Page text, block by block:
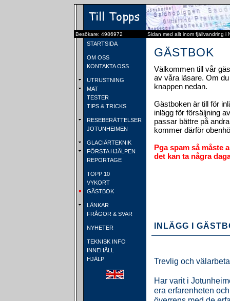
Besökare: 4986972 Sidan med allt inom fjällvandring i
STARTSIDA
OM OSS
KONTAKTA OSS
UTRUSTNING
MAT
TESTER
TIPS & TRICKS
RESEBERÄTTELSER
JOTUNHEIMEN
GLACIÄRTEKNIK
FÖRSTA HJÄLPEN
REPORTAGE
TOPP 10
VYKORT
GÄSTBOK
LÄNKAR
FRÅGOR & SVAR
NYHETER
TEKNISK INFO
INNEHÅLL
HJÄLP
GÄSTBOK
Välkommen till vår
av våra läsare. Om
knappen nedan.
Gästboken är till för
inlägg för försäljning
passar bättre på
kommer därför
Pga spam så måste
det kan ta några
INLÄGG I
Trevlig och
Har varit i
era erfarenheten